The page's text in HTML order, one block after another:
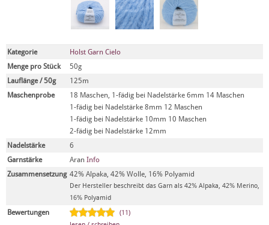
Kategorie
Holst Garn Cielo
Menge pro Stück
50g
Lauflänge / 50g
125m
Maschenprobe
18 Maschen, 1-fädig bei Nadelstärke 6mm 14 Maschen
1-fädig bei Nadelstärke 8mm 12 Maschen
1-fädig bei Nadelstärke 10mm 10 Maschen
2-fädig bei Nadelstärke 12mm
Nadelstärke
6
Garnstärke
Aran Info
Zusammensetzung 42% Alpaka, 42% Wolle, 16% Polyamid
Der Hersteller beschreibt das Garn als 42% Alpaka, 42% Merino,
16% Polyamid
Bewertungen
(11)